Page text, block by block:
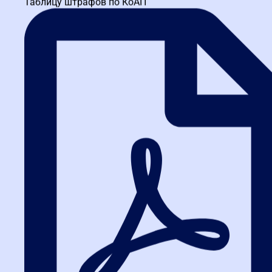
не означает полной потери прав. Закон предоставляет
альтернативные пути защиты:
: универсальный способ обжалования
действий (бездействия) участников закупки, если они
нарушают ваши права. Срок исковой давности — 3 месяца
: обращение не требует судебных издержек.
Если в завершенной закупке выявлены серьезные
должностных лиц заказчика наложить административную
Хотите мгновенно ориентироваться в сроках и
безошибочно определять последний день подачи
курсах fz44.org
мы даем не только
нормативную базу, но и готовые календарные
шаблоны расчета сроков по каждому типу закупок,
а также учим работать с ГИС «Независимый
регистратор». Переходите по ссылке, чтобы
записаться на ближайший поток.
Практический разбор на